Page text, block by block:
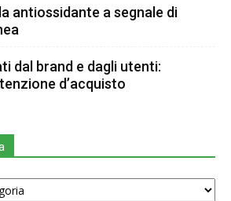
antiossidante a segnale di
dal brand e dagli utenti:
d’acquisto